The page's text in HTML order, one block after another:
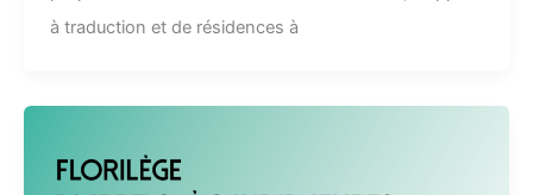
à traduction et de résidences à